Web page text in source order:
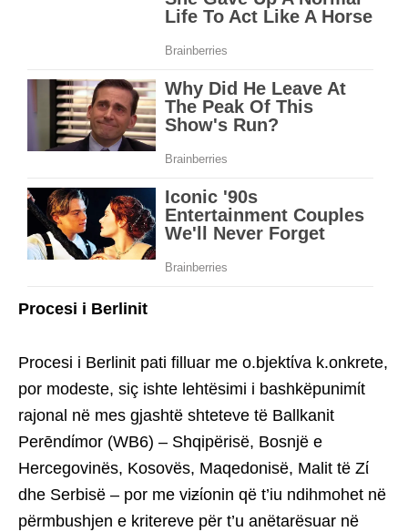
Procesi i Berlinit
Procesi i Berlinit pati filluar me o.bjektίva k.onkrete,
por modeste, siç ishte lehtësimi i bashkëpunimίt
rajonal në mes gjashtë shteteve të Ballkanit
Perēndίmor (WB6) – Shqipërisë, Bosnjë e
Hercegovinës, Kosovës, Maqedonisë, Malit të Zί
dhe Serbisë – por me viƶίonin që t’iu ndihmohet në
përmbushjen e kritereve për t’u anëtarësuar në